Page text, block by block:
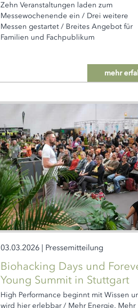
Zehn Veranstaltungen laden zum
Messewochenende ein / Drei weitere
Messen gestartet / Breites Angebot für
Familien und Fachpublikum
mehr
03.03.2026| Pressemitteilung
Biohacking Days und
Young Summit in Stuttgart
High Performance beginnt mit Wissen
wird hier erlebbar / Mehr Energie. Mehr